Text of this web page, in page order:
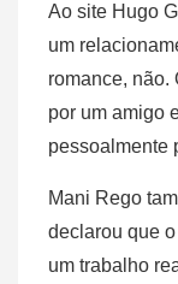
Ao site Hugo
um
romance, não.
por um amigo
pessoalmente
Mani Rego
declarou que
um trabalho